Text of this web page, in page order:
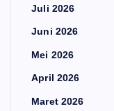
Juli 2026
Juni 2026
Mei 2026
April 2026
Maret 2026